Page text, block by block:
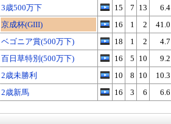
3歳500万下 15 7 13 6.4
京成杯(GIII) 16 1 2 41.0
ベゴニア賞(500万下) 18 1 2 4.7
百日草特別(500万下) 16 5 10 9.2
2歳未勝利 10 8 10 10.3
2歳新馬 16 3 6 6.6